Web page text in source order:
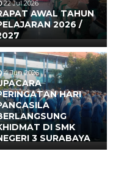
22 Jul 2026
AWAL TAHUN
2026 /
4 Jun 2026
HARI
DI SMK
3 SURABAYA